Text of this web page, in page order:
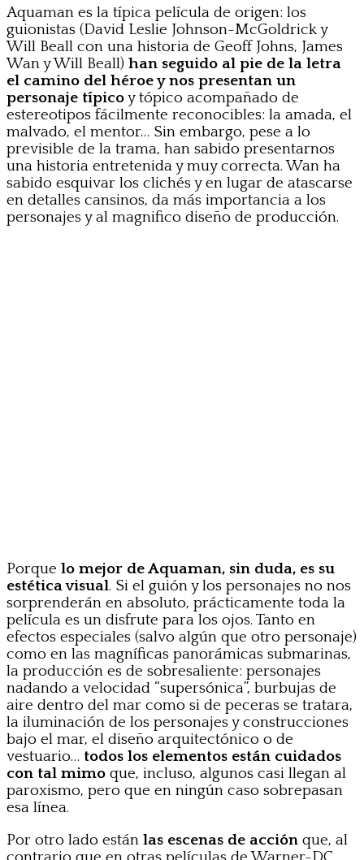
Aquaman es la típica película de origen: los
guionistas (David Leslie Johnson-McGoldrick y
Will Beall con una historia de Geoff Johns, James
Wan y Will Beall) han seguido al pie de la letra
el camino del héroe y nos presentan un
personaje típicoy tópico acompañado de
estereotipos fácilmente reconocibles: la amada, el
malvado, el mentor… Sin embargo, pese a lo
previsible de la trama, han sabido presentarnos
una historia entretenida y muy correcta. Wan ha
sabido esquivar los clichés y en lugar de atascarse
en detalles cansinos, da más importancia a los
personajes y al magnifico diseño de producción.
Porque lo mejor de Aquaman, sin duda, es su
estética visual. Si el guión y los personajes no nos
sorprenderán en absoluto, prácticamente toda la
película es un disfrute para los ojos. Tanto en
efectos especiales (salvo algún que otro personaje)
como en las magníficas panorámicas submarinas,
la producción es de sobresaliente: personajes
nadando a velocidad “supersónica”, burbujas de
aire dentro del mar como si de peceras se tratara,
la iluminación de los personajes y construcciones
bajo el mar, el diseño arquitectónico o de
vestuario… todos los elementos están cuidados
con tal mimo que, incluso, algunos casi llegan al
paroxismo, pero que en ningún caso sobrepasan
esa línea.
Por otro lado están las escenas de acción que, al